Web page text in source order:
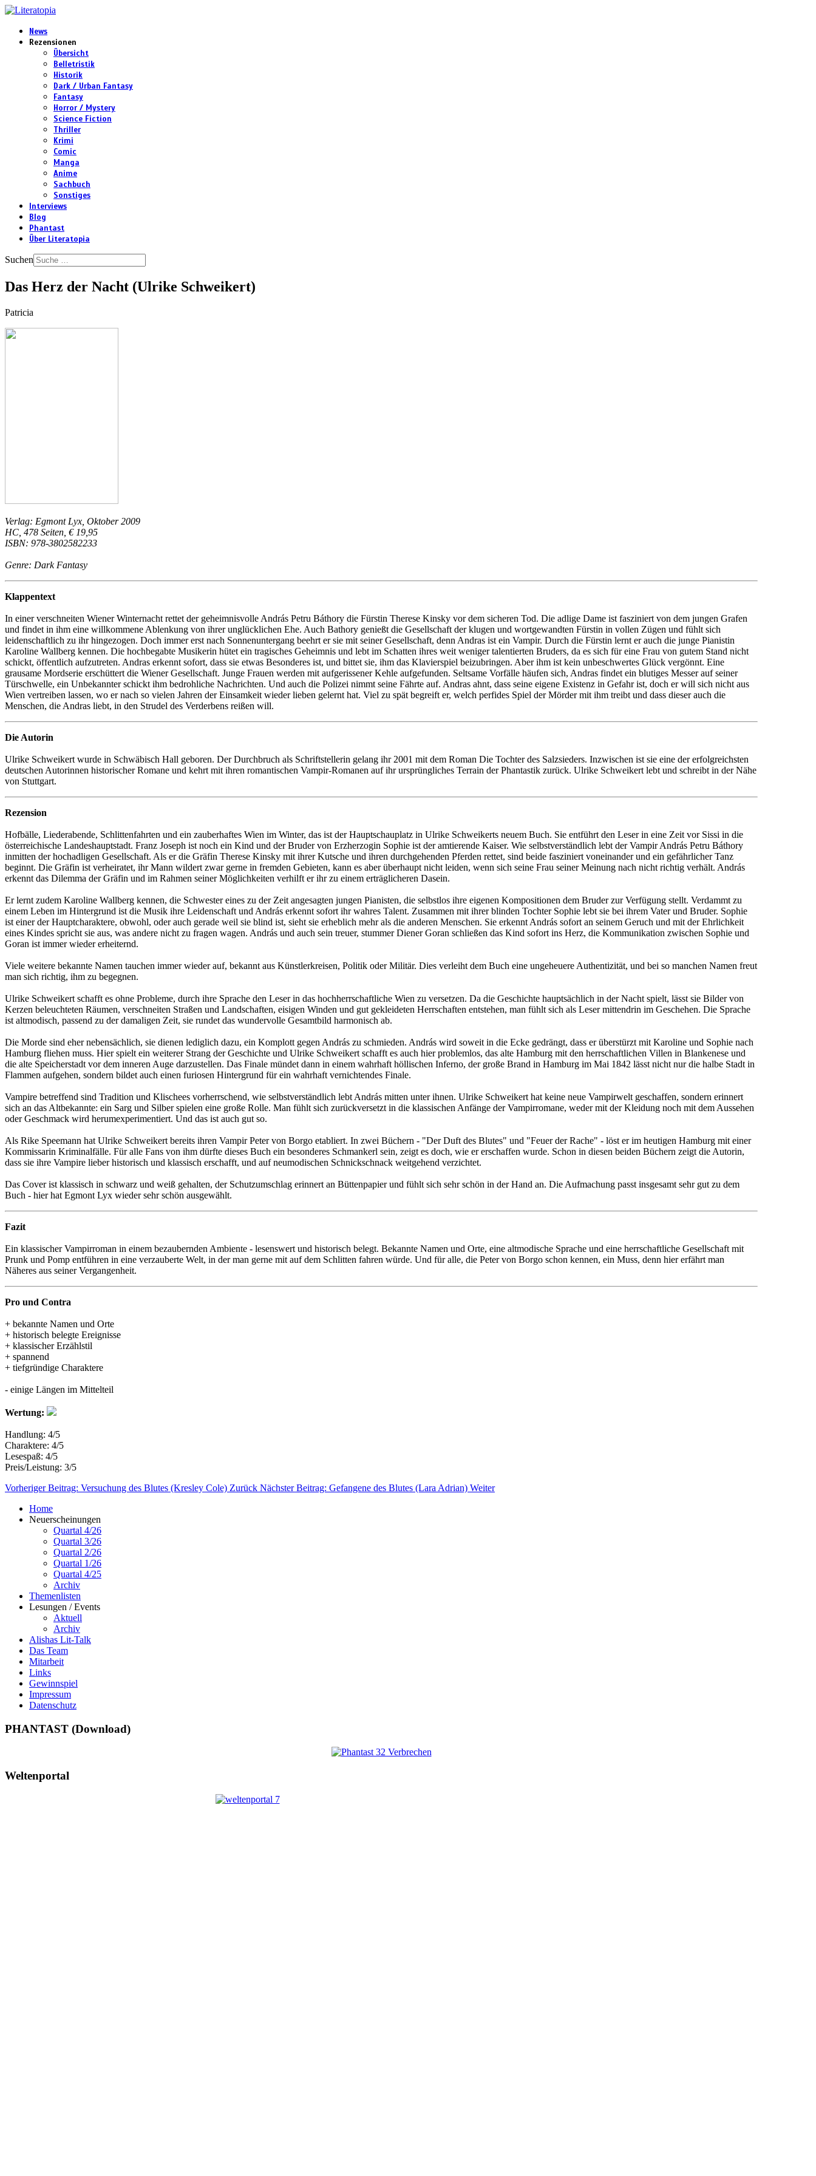
News
Rezensionen
Übersicht
Belletristik
Historik
Dark / Urban Fantasy
Fantasy
Horror / Mystery
Science Fiction
Thriller
Krimi
Comic
Manga
Anime
Sachbuch
Sonstiges
Interviews
Blog
Phantast
Über Literatopia
Suchen
Das Herz der Nacht (Ulrike Schweikert)
Patricia
Verlag: Egmont Lyx, Oktober 2009
HC, 478 Seiten, € 19,95
ISBN: 978-3802582233
Genre: Dark Fantasy
Klappentext
In einer verschneiten Wiener Winternacht rettet der geheimnisvolle András Petru Báthory die Fürstin Therese Kinsky vor dem sicheren Tod. Die adlige Dame ist fasziniert von dem jungen Grafen
und findet in ihm eine willkommene Ablenkung von ihrer unglücklichen Ehe. Auch Bathory genießt die Gesellschaft der klugen und wortgewandten Fürstin in vollen Zügen und fühlt sich
leidenschaftlich zu ihr hingezogen. Doch immer erst nach Sonnenuntergang beehrt er sie mit seiner Gesellschaft, denn Andras ist ein Vampir. Durch die Fürstin lernt er auch die junge Pianistin
Karoline Wallberg kennen. Die hochbegabte Musikerin hütet ein tragisches Geheimnis und lebt im Schatten ihres weit weniger talentierten Bruders, da es sich für eine Frau von gutem Stand nicht
schickt, öffentlich aufzutreten. Andras erkennt sofort, dass sie etwas Besonderes ist, und bittet sie, ihm das Klavierspiel beizubringen. Aber ihm ist kein unbeschwertes Glück vergönnt. Eine
grausame Mordserie erschüttert die Wiener Gesellschaft. Junge Frauen werden mit aufgerissener Kehle aufgefunden. Seltsame Vorfälle häufen sich, Andras findet ein blutiges Messer auf seiner
Türschwelle, ein Unbekannter schickt ihm bedrohliche Nachrichten. Und auch die Polizei nimmt seine Fährte auf. Andras ahnt, dass seine eigene Existenz in Gefahr ist, doch er will sich nicht aus
Wien vertreiben lassen, wo er nach so vielen Jahren der Einsamkeit wieder lieben gelernt hat. Viel zu spät begreift er, welch perfides Spiel der Mörder mit ihm treibt und dass dieser auch die
Menschen, die Andras liebt, in den Strudel des Verderbens reißen will.
Die Autorin
Ulrike Schweikert wurde in Schwäbisch Hall geboren. Der Durchbruch als Schriftstellerin gelang ihr 2001 mit dem Roman Die Tochter des Salzsieders. Inzwischen ist sie eine der erfolgreichsten
deutschen Autorinnen historischer Romane und kehrt mit ihren romantischen Vampir-Romanen auf ihr ursprüngliches Terrain der Phantastik zurück. Ulrike Schweikert lebt und schreibt in der Nähe
von Stuttgart.
Rezension
Hofbälle, Liederabende, Schlittenfahrten und ein zauberhaftes Wien im Winter, das ist der Hauptschauplatz in Ulrike Schweikerts neuem Buch. Sie entführt den Leser in eine Zeit vor Sissi in die
österreichische Landeshauptstadt. Franz Joseph ist noch ein Kind und der Bruder von Erzherzogin Sophie ist der amtierende Kaiser. Wie selbstverständlich lebt der Vampir András Petru Báthory
inmitten der hochadligen Gesellschaft. Als er die Gräfin Therese Kinsky mit ihrer Kutsche und ihren durchgehenden Pferden rettet, sind beide fasziniert voneinander und ein gefährlicher Tanz
beginnt. Die Gräfin ist verheiratet, ihr Mann wildert zwar gerne in fremden Gebieten, kann es aber überhaupt nicht leiden, wenn sich seine Frau seiner Meinung nach nicht richtig verhält. András
erkennt das Dilemma der Gräfin und im Rahmen seiner Möglichkeiten verhilft er ihr zu einem erträglicheren Dasein.
Er lernt zudem Karoline Wallberg kennen, die Schwester eines zu der Zeit angesagten jungen Pianisten, die selbstlos ihre eigenen Kompositionen dem Bruder zur Verfügung stellt. Verdammt zu
einem Leben im Hintergrund ist die Musik ihre Leidenschaft und András erkennt sofort ihr wahres Talent. Zusammen mit ihrer blinden Tochter Sophie lebt sie bei ihrem Vater und Bruder. Sophie
ist einer der Hauptcharaktere, obwohl, oder auch gerade weil sie blind ist, sieht sie erheblich mehr als die anderen Menschen. Sie erkennt András sofort an seinem Geruch und mit der Ehrlichkeit
eines Kindes spricht sie aus, was andere nicht zu fragen wagen. András und auch sein treuer, stummer Diener Goran schließen das Kind sofort ins Herz, die Kommunikation zwischen Sophie und
Goran ist immer wieder erheiternd.
Viele weitere bekannte Namen tauchen immer wieder auf, bekannt aus Künstlerkreisen, Politik oder Militär. Dies verleiht dem Buch eine ungeheuere Authentizität, und bei so manchen Namen freut
man sich richtig, ihm zu begegnen.
Ulrike Schweikert schafft es ohne Probleme, durch ihre Sprache den Leser in das hochherrschaftliche Wien zu versetzen. Da die Geschichte hauptsächlich in der Nacht spielt, lässt sie Bilder von
Kerzen beleuchteten Räumen, verschneiten Straßen und Landschaften, eisigen Winden und gut gekleideten Herrschaften entstehen, man fühlt sich als Leser mittendrin im Geschehen. Die Sprache
ist altmodisch, passend zu der damaligen Zeit, sie rundet das wundervolle Gesamtbild harmonisch ab.
Die Morde sind eher nebensächlich, sie dienen lediglich dazu, ein Komplott gegen András zu schmieden. András wird soweit in die Ecke gedrängt, dass er überstürzt mit Karoline und Sophie nach
Hamburg fliehen muss. Hier spielt ein weiterer Strang der Geschichte und Ulrike Schweikert schafft es auch hier problemlos, das alte Hamburg mit den herrschaftlichen Villen in Blankenese und
die alte Speicherstadt vor dem inneren Auge darzustellen. Das Finale mündet dann in einem wahrhaft höllischen Inferno, der große Brand in Hamburg im Mai 1842 lässt nicht nur die halbe Stadt in
Flammen aufgehen, sondern bildet auch einen furiosen Hintergrund für ein wahrhaft vernichtendes Finale.
Vampire betreffend sind Tradition und Klischees vorherrschend, wie selbstverständlich lebt András mitten unter ihnen. Ulrike Schweikert hat keine neue Vampirwelt geschaffen, sondern erinnert
sich an das Altbekannte: ein Sarg und Silber spielen eine große Rolle. Man fühlt sich zurückversetzt in die klassischen Anfänge der Vampirromane, weder mit der Kleidung noch mit dem Aussehen
oder Geschmack wird herumexperimentiert. Und das ist auch gut so.
Als Rike Speemann hat Ulrike Schweikert bereits ihren Vampir Peter von Borgo etabliert. In zwei Büchern - "Der Duft des Blutes" und "Feuer der Rache" - löst er im heutigen Hamburg mit einer
Kommissarin Kriminalfälle. Für alle Fans von ihm dürfte dieses Buch ein besonderes Schmankerl sein, zeigt es doch, wie er erschaffen wurde. Schon in diesen beiden Büchern zeigt die Autorin,
dass sie ihre Vampire lieber historisch und klassisch erschafft, und auf neumodischen Schnickschnack weitgehend verzichtet.
Das Cover ist klassisch in schwarz und weiß gehalten, der Schutzumschlag erinnert an Büttenpapier und fühlt sich sehr schön in der Hand an. Die Aufmachung passt insgesamt sehr gut zu dem
Buch - hier hat Egmont Lyx wieder sehr schön ausgewählt.
Fazit
Ein klassischer Vampirroman in einem bezaubernden Ambiente - lesenswert und historisch belegt. Bekannte Namen und Orte, eine altmodische Sprache und eine herrschaftliche Gesellschaft mit
Prunk und Pomp entführen in eine verzauberte Welt, in der man gerne mit auf dem Schlitten fahren würde. Und für alle, die Peter von Borgo schon kennen, ein Muss, denn hier erfährt man
Näheres aus seiner Vergangenheit.
Pro und Contra
+ bekannte Namen und Orte
+ historisch belegte Ereignisse
+ klassischer Erzählstil
+ spannend
+ tiefgründige Charaktere
- einige Längen im Mittelteil
Wertung:
Handlung: 4/5
Charaktere: 4/5
Lesespaß: 4/5
Preis/Leistung: 3/5
Vorheriger Beitrag: Versuchung des Blutes (Kresley Cole) Zurück Nächster Beitrag: Gefangene des Blutes (Lara Adrian) Weiter
Home
Neuerscheinungen
Quartal 4/26
Quartal 3/26
Quartal 2/26
Quartal 1/26
Quartal 4/25
Archiv
Themenlisten
Lesungen / Events
Aktuell
Archiv
Alishas Lit-Talk
Das Team
Mitarbeit
Links
Gewinnspiel
Impressum
Datenschutz
PHANTAST (Download)
Weltenportal